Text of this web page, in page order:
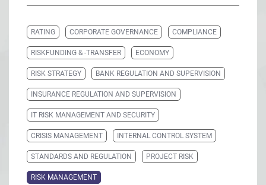
RATING CORPORATE GOVERNANCE COMPLIANCE
RISKFUNDING & -TRANSFER ECONOMY
RISK STRATEGY BANK REGULATION AND SUPERVISION
INSURANCE REGULATION AND SUPERVISION
IT RISK MANAGEMENT AND SECURITY
CRISIS MANAGEMENT INTERNAL CONTROL SYSTEM
STANDARDS AND REGULATION PROJECT RISK
RISK MANAGEMENT